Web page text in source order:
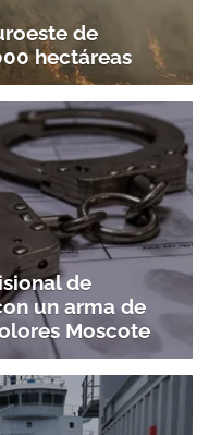
de
hectáreas
de
un arma de
Moscote